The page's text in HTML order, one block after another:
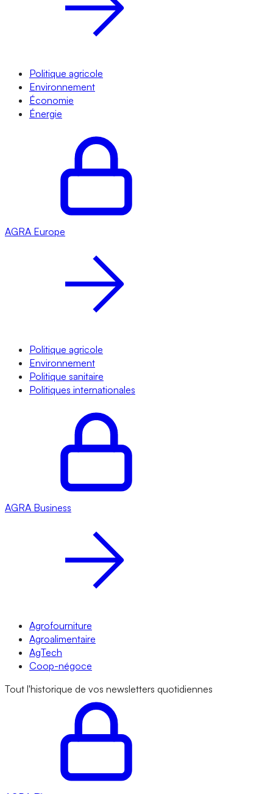
Politique agricole
Environnement
Économie
Énergie
AGRA Europe
Politique agricole
Environnement
Politique sanitaire
Politiques internationales
AGRA Business
Agrofourniture
Agroalimentaire
AgTech
Coop-négoce
Tout l'historique de vos newsletters quotidiennes